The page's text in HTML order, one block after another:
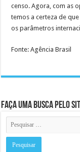
censo. Agora, com as
temos a certeza de
os parâmetros
Fonte: Agência Brasil
Faça uma busca pelo